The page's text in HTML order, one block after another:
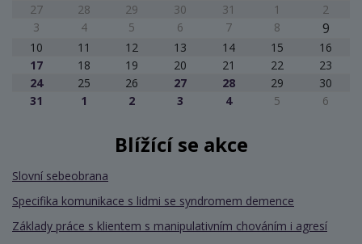
27
28 29 30 31 1
2
3
4 5 6 7 8 9
10 11 12 13 14 15
16
17
18 19 20 21 22
23
24
25 26 27 28 29
30
31
1 2 3 4 5 6
Blížící se akce
Slovní sebeobrana
Specifika komunikace s lidmi se syndromem demence
Základy práce s klientem s manipulativním chováním i agresí